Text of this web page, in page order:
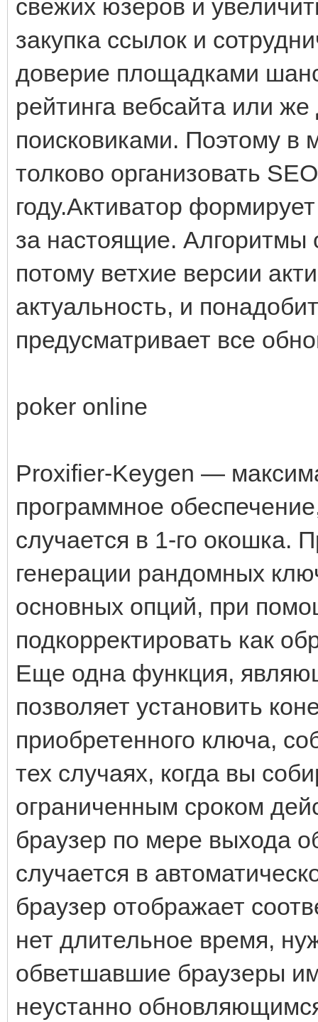
свежих юзеров и
закупка ссылок и
доверие площадками
рейтинга вебсайта или
поисковиками. Поэтому в
толково организовать
году.Активатор
за настоящие. Алгоритмы
потому ветхие версии
актуальность, и
предусматривает все
poker online
Proxifier-Keygen —
программное
случается в 1-го окошка.
генерации рандомных
основных опций, при
подкорректировать как
Еще одна функция,
позволяет установить
приобретенного ключа,
тех случаях, когда вы
ограниченным сроком
браузер по мере выхода
случается в
браузер отображает
нет длительное время,
обветшавшие браузеры
неустанно